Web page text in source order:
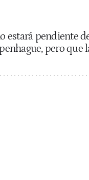
estará pendiente
pero que